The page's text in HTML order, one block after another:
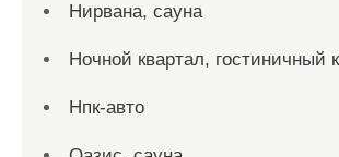
Нирвана, сауна
Ночной квартал, гостиничный
Нпк-авто